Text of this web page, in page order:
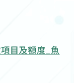
目及額度_魚